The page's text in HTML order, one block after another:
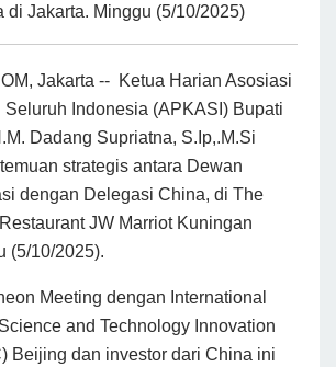
di Jakarta. Minggu (5/10/2025)
Jakarta -- Ketua Harian Asosiasi
Seluruh Indonesia (APKASI) Bupati
Dadang Supriatna, S.Ip,.M.Si
strategis antara Dewan
dengan Delegasi China, di The
JW Marriot Kuningan
(5/10/2025).
Meeting dengan International
and Technology Innovation
Beijing dan investor dari China ini